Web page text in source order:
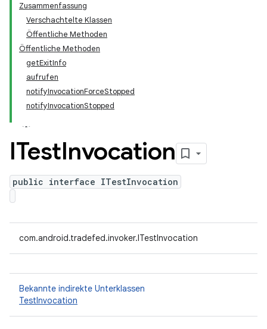
Zusammenfassung
Verschachtelte Klassen
Öffentliche Methoden
Öffentliche Methoden
getExitInfo
aufrufen
notifyInvocationForceStopped
notifyInvocationStopped
ITestInvocation
public interface ITestInvocation
com.android.tradefed.invoker.ITestInvocation
Bekannte indirekte Unterklassen
TestInvocation